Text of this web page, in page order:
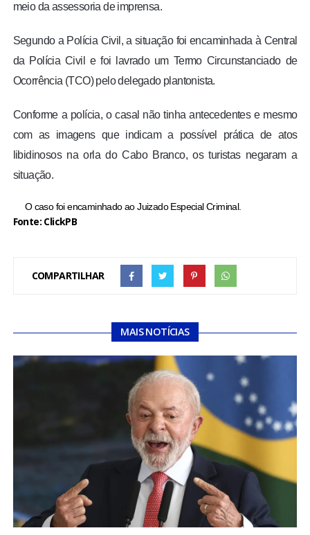
meio da assessoria de imprensa.
Segundo a Polícia Civil, a situação foi encaminhada à Central
da Polícia Civil e foi lavrado um Termo Circunstanciado de
Ocorrência (TCO) pelo delegado plantonista.
Conforme a polícia, o casal não tinha antecedentes e mesmo
com as imagens que indicam a possível prática de atos
libidinosos na orla do Cabo Branco, os turistas negaram a
situação.
O caso foi encaminhado ao Juizado Especial Criminal.
Fonte: ClickPB
COMPARTILHAR
MAIS NOTÍCIAS